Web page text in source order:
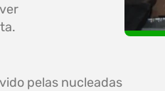
pelas nucleadas